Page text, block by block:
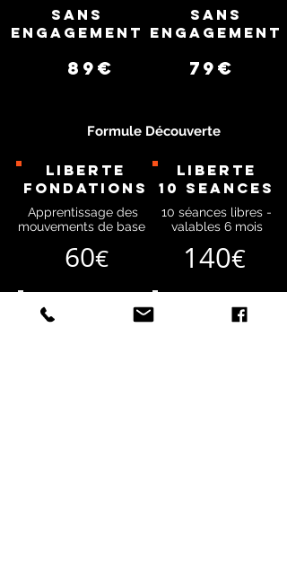
Sans
Engagement
89€
Sans
Engagement
79€
Formule Découverte
LIBERTE
FONDATIONS
LIBERTE
10 SeanceS
Apprentissage des
mouvements de base
60€
10 séances libres -
valables 6 mois
140€
illimité
drop in